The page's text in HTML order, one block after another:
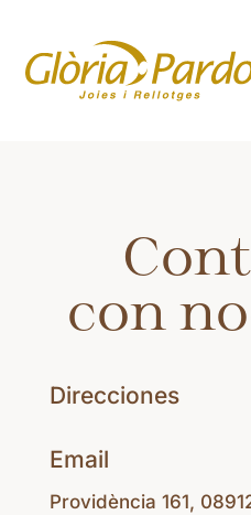
con
Direcciones
Email
Providència 161,